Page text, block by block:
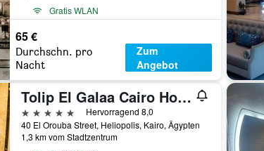
Gratis WLAN
65 €
Durchschn. pro
Nacht
Zum
Angebot
Tolip El Galaa Cairo Hotel
5 Sterne
Hervorragend 8,0
40 El Orouba Street, Heliopolis, Kairo, Ägypten
1,3 km vom Stadtzentrum